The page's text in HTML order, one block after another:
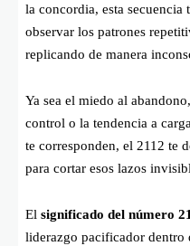
la concordia, esta secuencia
observar los patrones
replicando de manera
Ya sea el miedo al
control o la tendencia a
te corresponden, el 2112 te
para cortar esos lazos
El significado del número
liderazgo pacificador dentro